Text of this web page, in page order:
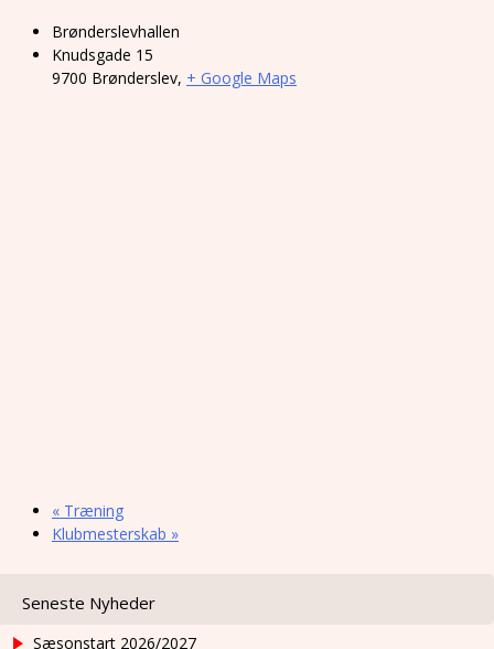
Brønderslevhallen
Knudsgade 15
9700 Brønderslev, + Google Maps
« Træning
Klubmesterskab »
Seneste Nyheder
Sæsonstart 2026/2027